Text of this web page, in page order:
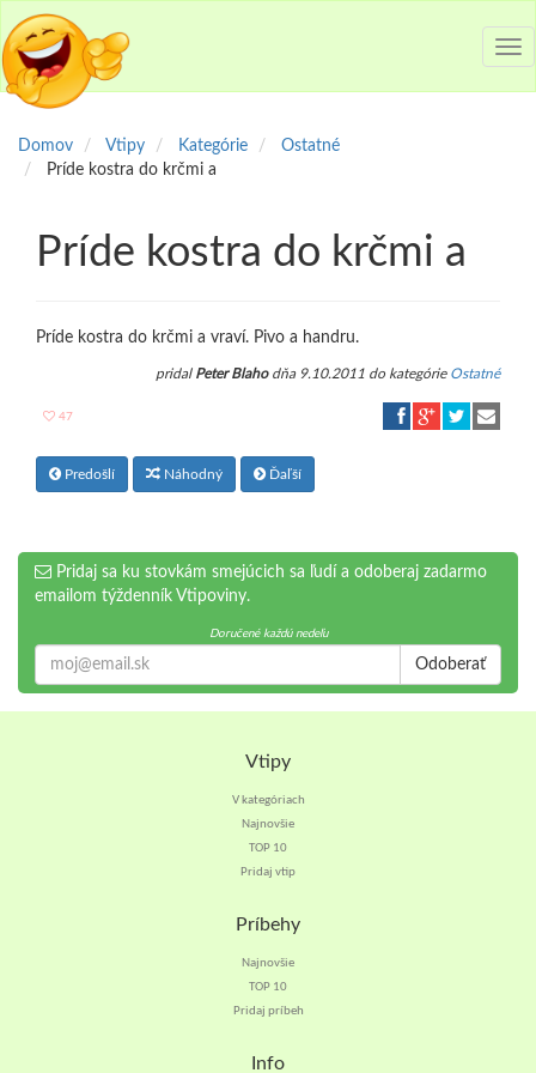
Domov Vtipy Kategórie
Ostatné
Príde kostra do krčmi a
Príde kostra do krčmi a
Príde kostra do krčmi a vraví. Pivo a handru.
pridal Peter Blahodňa 9.10.2011 do kategórie Ostatné
47
Predošlí Náhodný Ďaľší
Pridaj sa ku stovkám smejúcich sa ľudí a odoberaj zadarmo
emailom týždenník Vtipoviny.
Doručené každú nedeľu
Odoberať
Vtipy
V kategóriach
Najnovšie
TOP 10
Pridaj vtip
Príbehy
Najnovšie
TOP 10
Pridaj príbeh
Info